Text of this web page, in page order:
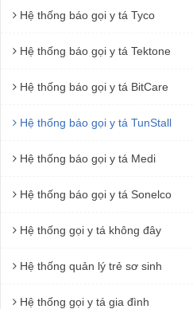
Hệ thống báo gọi y tá Tyco
Hệ thống báo gọi y tá Tektone
Hệ thống báo gọi y tá BitCare
Hệ thống báo gọi y tá TunStall
Hệ thống báo gọi y tá Medi
Hệ thống báo gọi y tá Sonelco
Hệ thống gọi y tá không đây
Hệ thống quản lý trẻ sơ sinh
Hệ thống gọi y tá gia đình